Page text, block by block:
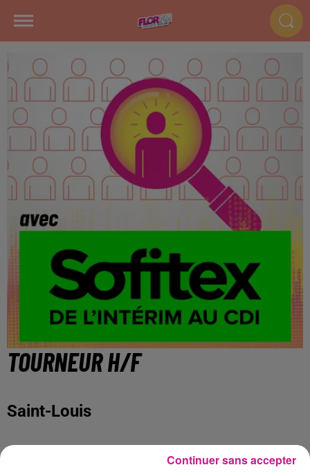
TOURNEUR H/F
Saint-Louis
https://www.sofitex.fr/FR/offres-emploi-interim-cdi/detail-
Continuer sans accepter